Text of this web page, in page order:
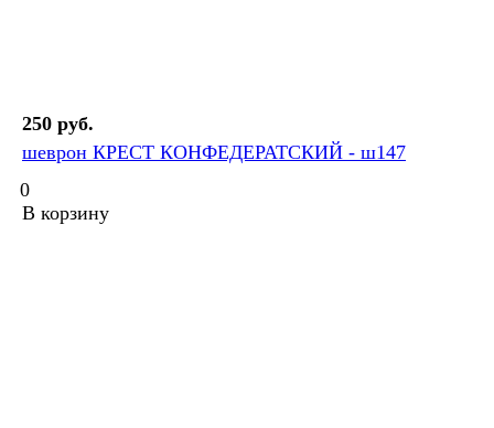
250 руб.
шеврон КРЕСТ КОНФЕДЕРАТСКИЙ - ш147
0
В корзину